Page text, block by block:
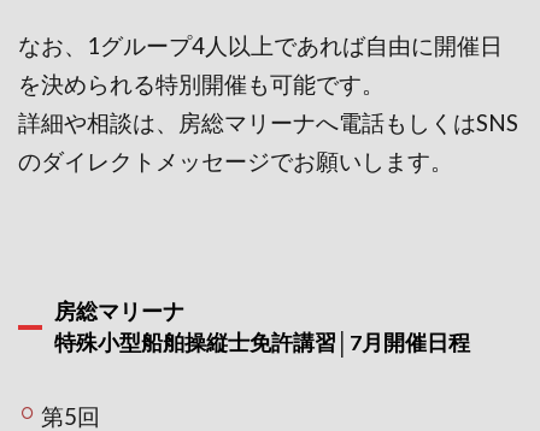
なお、1グループ4人以上であれば自由に開催日
を決められる特別開催も可能です。
詳細や相談は、房総マリーナへ電話もしくはSNS
のダイレクトメッセージでお願いします。
房総マリーナ
特殊小型船舶操縦士免許講習│7月開催日程
第5回